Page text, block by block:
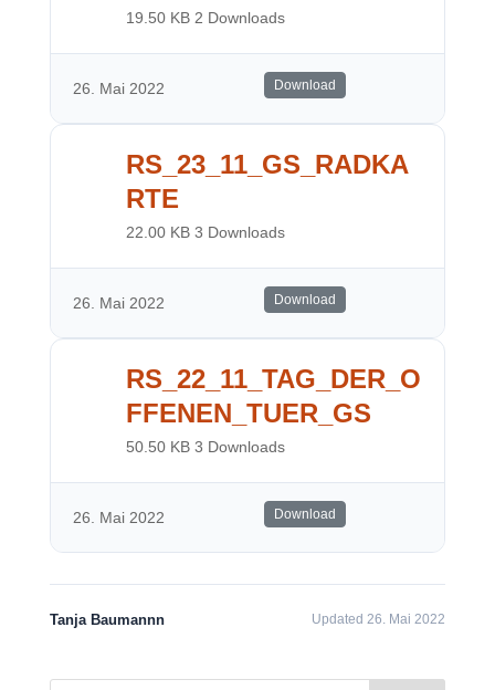
19.50 KB 2 Downloads
26. Mai 2022 Download
RS_23_11_GS_RADKA
RTE
22.00 KB 3 Downloads
26. Mai 2022 Download
RS_22_11_TAG_DER_O
FFENEN_TUER_GS
50.50 KB 3 Downloads
26. Mai 2022 Download
Tanja Baumannn Updated 26. Mai 2022